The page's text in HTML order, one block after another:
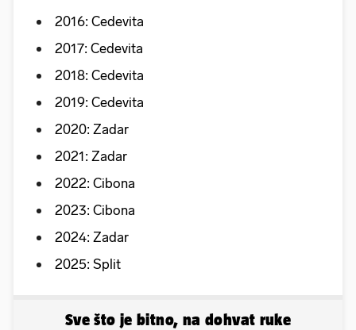
2016: Cedevita
2017: Cedevita
2018: Cedevita
2019: Cedevita
2020: Zadar
2021: Zadar
2022: Cibona
2023: Cibona
2024: Zadar
2025: Split
Sve što je bitno, na dohvat ruke